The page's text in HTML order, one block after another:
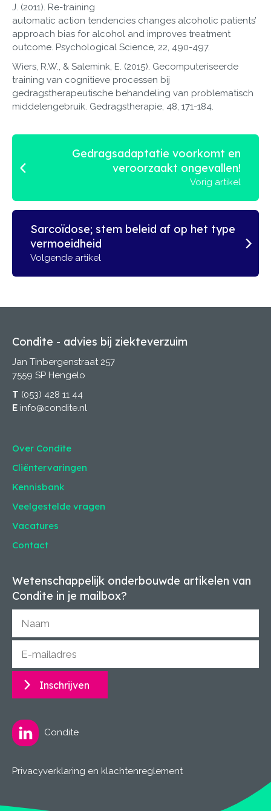
J. (2011). Re-training
automatic action tendencies changes alcoholic patients’
approach bias for alcohol and improves treatment
outcome. Psychological Science, 22, 490-497.
Wiers, R.W., & Salemink, E. (2015). Gecomputeriseerde
training van cognitieve processen bij
gedragstherapeutische behandeling van problematisch
middelengebruik. Gedragstherapie, 48, 171-184.
Gedragsadaptatie voorkomt en
veroorzaakt ongevallen!
Vorig artikel
Sarcoïdose; stem beleid af op het type
vermoeidheid
Volgende artikel
Condite - advies bij ziekteverzuim
Jan Tinbergenstraat 257
7559 SP Hengelo
T (053) 428 11 44
E info@condite.nl
Over Condite
Cliëntervaringen
Kennisbank
Veelgestelde vragen
Vacatures
Contact
Wetenschappelijk onderbouwde artikelen van
Condite in je mailbox?
Inschrijven
Condite
Privacyverklaring en klachtenreglement